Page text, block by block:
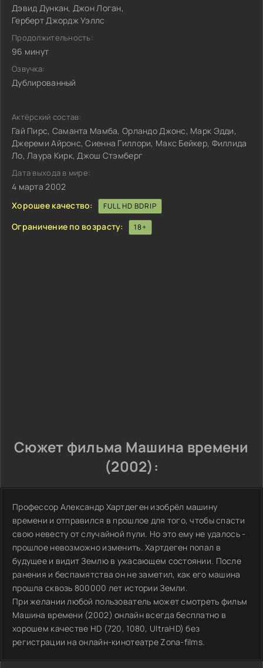
Дэвид Дункан, Джон Логан,
Герберт Джордж Уэллс
Продолжительность:
96 минут
Озвучка:
Дублированный
Актёрский состав:
Гай Пирс, Саманта Мамба, Орландо Джонс, Марк Эдди,
Джереми Айронс, Сиенна Гиллори, Макс Бейкер, Филлида
Ло, Лаура Кирк, Джош Стэмберг
Дата выхода в мире:
4 марта 2002
Хорошее качество:
FULL HD BDRIP
Ограничение по возрасту: 18+
Сюжет фильма Машина времени
(2002):
Профессор Александр Хартдеген изобрёл машину
времени и отправился в прошлое для того, чтобы спасти
свою невесту от случайной пули. Но это ему не удалось -
прошлое невозможно изменить. Хартдеген попал в
будущее и видит Землю в ужасающем состоянии. После
ранения и беспамятства он не заметил, как его машина
прошла сквозь 800000 лет истории Земли.
При желании любой пользователь может смотреть фильм
Машина времени (2002) онлайн всегда бесплатно в
хорошем качестве HD (720, 1080, UltraHD) без
регистрации на онлайн-кинотеатре Zona-films.